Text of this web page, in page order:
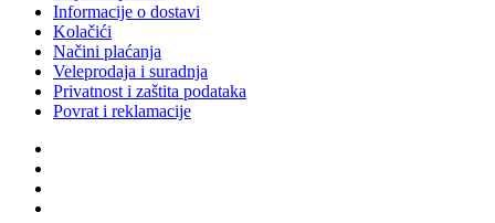
Informacije o dostavi
Kolačići
Načini plaćanja
Veleprodaja i suradnja
Privatnost i zaštita podataka
Povrat i reklamacije